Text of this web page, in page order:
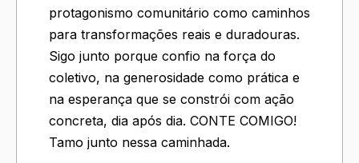
protagonismo comunitário como caminhos
para transformações reais e duradouras.
Sigo junto porque confio na força do
coletivo, na generosidade como prática e
na esperança que se constrói com ação
concreta, dia após dia. CONTE COMIGO!
Tamo junto nessa caminhada.